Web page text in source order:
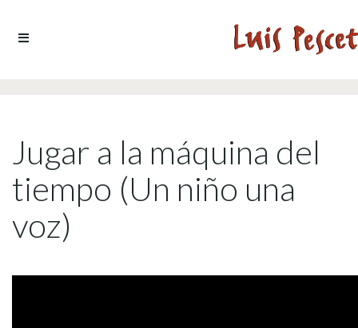
Jugar a la máquina del
tiempo (Un niño una
voz)